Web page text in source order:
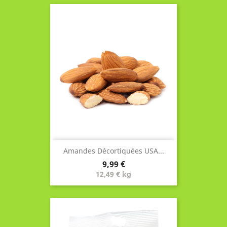
Amandes Décortiquées USA...
Prix
9,99 €
12,49 € kg